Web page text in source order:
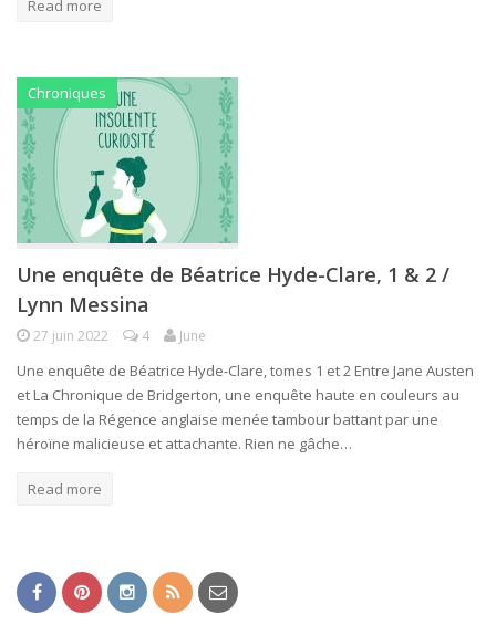
Read more
Chroniques
Une enquête de Béatrice Hyde-Clare, 1 & 2 /
Lynn Messina
27 juin 2022 4 June
Une enquête de Béatrice Hyde-Clare, tomes 1 et 2 Entre Jane Austen
et La Chronique de Bridgerton, une enquête haute en couleurs au
temps de la Régence anglaise menée tambour battant par une
héroïne malicieuse et attachante. Rien ne gâche…
Read more